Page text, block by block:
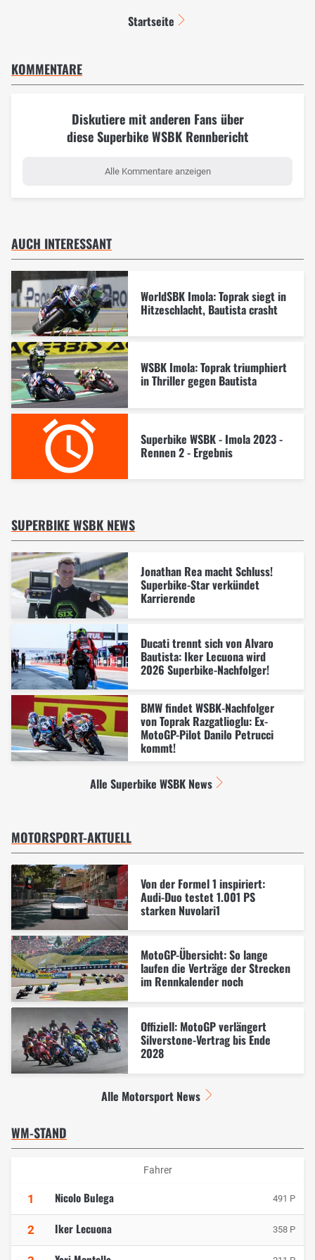
Startseite
KOMMENTARE
Diskutiere mit anderen Fans über
diese Superbike WSBK Rennbericht
Alle Kommentare anzeigen
AUCH INTERESSANT
WorldSBK Imola: Toprak siegt in
Hitzeschlacht, Bautista crasht
WSBK Imola: Toprak triumphiert
in Thriller gegen Bautista
Superbike WSBK - Imola 2023 -
Rennen 2 - Ergebnis
SUPERBIKE WSBK NEWS
Jonathan Rea macht Schluss!
Superbike-Star verkündet
Karrierende
Ducati trennt sich von Alvaro
Bautista: Iker Lecuona wird
2026 Superbike-Nachfolger!
BMW findet WSBK-Nachfolger
von Toprak Razgatlioglu: Ex-
MotoGP-Pilot Danilo Petrucci
kommt!
Alle Superbike WSBK News
MOTORSPORT-AKTUELL
Von der Formel 1 inspiriert:
Audi-Duo testet 1.001 PS
starken Nuvolari1
MotoGP-Übersicht: So lange
laufen die Verträge der Strecken
im Rennkalender noch
Offiziell: MotoGP verlängert
Silverstone-Vertrag bis Ende
2028
Alle Motorsport News
WM-STAND
Fahrer
1 Nicolo Bulega 491 P
2 Iker Lecuona 358 P